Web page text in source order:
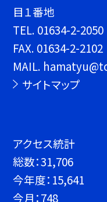
目１番地
TEL. 01634-2-2050
FAX. 01634-2-2102
MAIL.
サイトマップ
アクセス統計
総数：31,706
今年度： 15,641
今月：748